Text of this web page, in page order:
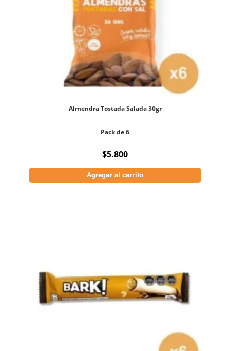
Almendra Tostada Salada 30gr
Pack de 6
$5.800
Agregar al carrito